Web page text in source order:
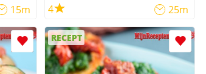
15m 4 25m
RECEPT